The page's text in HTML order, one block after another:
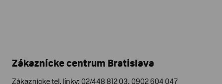
Zákaznícke centrum Bratislava
Zákaznícke tel. linky: 02/448 812 03, 0902 604 047